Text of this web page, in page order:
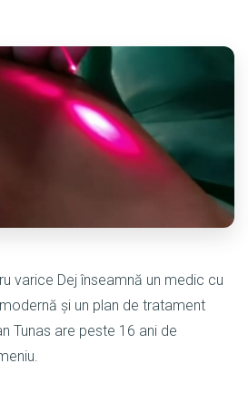
varice Dej înseamnă un medic cu
și un plan de tratament
Tunas are peste 16 ani de